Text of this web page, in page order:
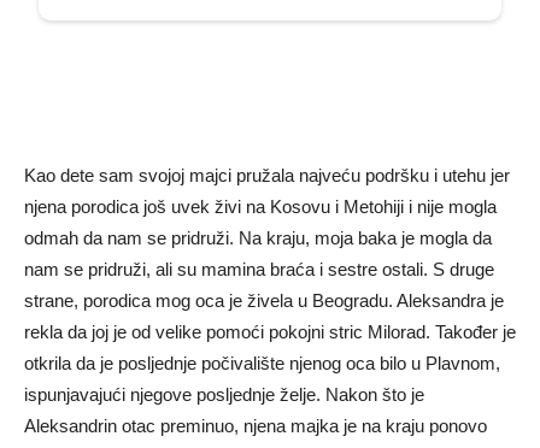
Kao dete sam svojoj majci pružala najveću podršku i utehu jer
njena porodica još uvek živi na Kosovu i Metohiji i nije mogla
odmah da nam se pridruži. Na kraju, moja baka je mogla da
nam se pridruži, ali su mamina braća i sestre ostali. S druge
strane, porodica mog oca je živela u Beogradu. Aleksandra je
rekla da joj je od velike pomoći pokojni stric Milorad. Također je
otkrila da je posljednje počivalište njenog oca bilo u Plavnom,
ispunjavajući njegove posljednje želje. Nakon što je
Aleksandrin otac preminuo, njena majka je na kraju ponovo